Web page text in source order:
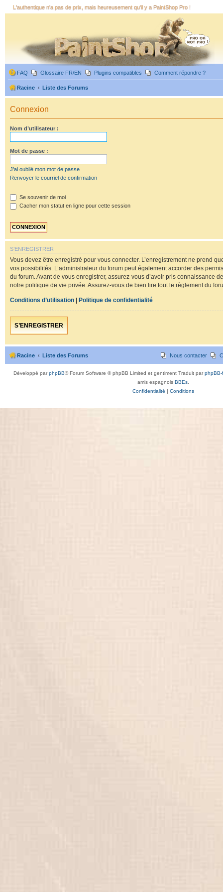
L'authentique n'a pas de prix, mais heureusement qu'il y a PaintShop Pro !
FAQ Glossaire FR/EN Plugins compatibles Comment répondre ?
Racine Liste des Forums
Connexion
Nom d’utilisateur :
Mot de passe :
J’ai oublié mon mot de passe
Renvoyer le courriel de confirmation
Se souvenir de moi
Cacher mon statut en ligne pour cette session
S’ENREGISTRER
Vous devez être enregistré pour vous connecter. L’enregistrement ne prend
vos possibilités. L’administrateur du forum peut également accorder des
du forum. Avant de vous enregistrer, assurez-vous d’avoir pris connaissance
notre politique de vie privée. Assurez-vous de bien lire tout le règlement du
Conditions d’utilisation | Politique de confidentialité
S’ENREGISTRER
Racine Liste des Forums Nous contacter
Développé parphpBB® Forum Software © phpBB Limited et gentiment Traduit parphpBB-
amis espagnols BBEs.
Confidentialité | Conditions